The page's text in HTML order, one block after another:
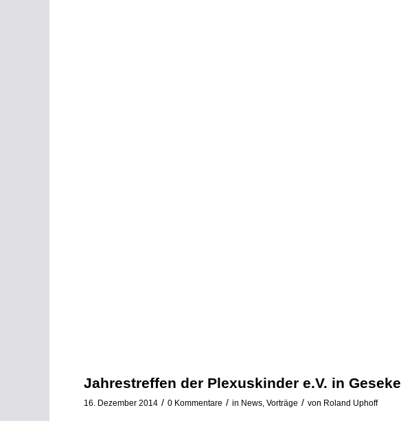
Jahrestreffen der Plexuskinder e.V. in Geseke
16. Dezember 2014 / 0 Kommentare / in News, Vorträge / von Roland Uphoff